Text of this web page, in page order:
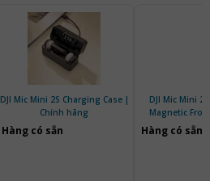
DJI Mic Mini 2S Charging Case |
Chính hãng
Hàng có sẵn
DJI Mic Mini
Magnetic
Chính
Hàng có sẵn